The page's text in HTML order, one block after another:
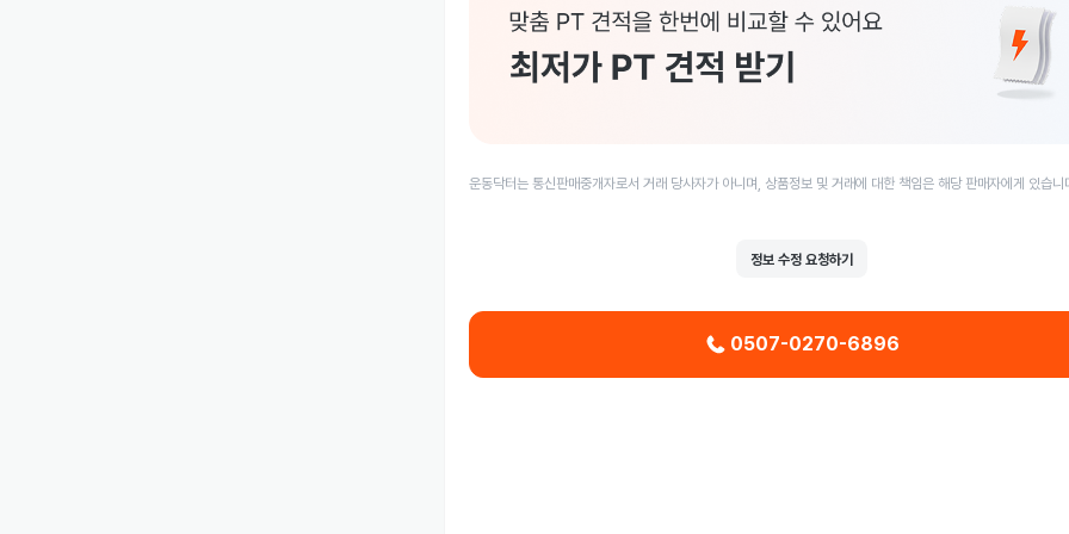
운동닥터는 통신판매중개자로서 거래 당사자가 아니며, 상품정보 및 거래에 대한 책임은 해당 판매자에게 있습니
정보 수정 요청하기
0507-0270-6896